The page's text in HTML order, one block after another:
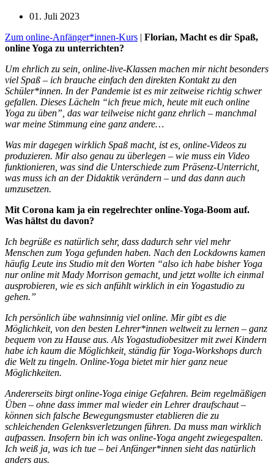
01. Juli 2023
Zum online-Anfänger*innen-Kurs | Florian, Macht es dir Spaß,
online Yoga zu unterrichten?
Um ehrlich zu sein, online-live-Klassen machen mir nicht besonders
viel Spaß – ich brauche einfach den direkten Kontakt zu den
Schüler*innen. In der Pandemie ist es mir zeitweise richtig schwer
gefallen. Dieses Lächeln “ich freue mich, heute mit euch online
Yoga zu üben”, das war teilweise nicht ganz ehrlich – manchmal
war meine Stimmung eine ganz andere…
Was mir dagegen wirklich Spaß macht, ist es, online-Videos zu
produzieren. Mir also genau zu überlegen – wie muss ein Video
funktionieren, was sind die Unterschiede zum Präsenz-Unterricht,
was muss ich an der Didaktik verändern – und das dann auch
umzusetzen.
Mit Corona kam ja ein regelrechter online-Yoga-Boom auf.
Was hältst du davon?
Ich begrüße es natürlich sehr, dass dadurch sehr viel mehr
Menschen zum Yoga gefunden haben. Nach den Lockdowns kamen
häufig Leute ins Studio mit den Worten “also ich habe bisher Yoga
nur online mit Mady Morrison gemacht, und jetzt wollte ich einmal
ausprobieren, wie es sich anfühlt wirklich in ein Yogastudio zu
gehen.”
Ich persönlich übe wahnsinnig viel online. Mir gibt es die
Möglichkeit, von den besten Lehrer*innen weltweit zu lernen – ganz
bequem von zu Hause aus. Als Yogastudiobesitzer mit zwei Kindern
habe ich kaum die Möglichkeit, ständig für Yoga-Workshops durch
die Welt zu tingeln. Online-Yoga bietet mir hier ganz neue
Möglichkeiten.
Andererseits birgt online-Yoga einige Gefahren. Beim regelmäßigen
Üben – ohne dass immer mal wieder ein Lehrer draufschaut –
können sich falsche Bewegungsmuster etablieren die zu
schleichenden Gelenksverletzungen führen. Da muss man wirklich
aufpassen. Insofern bin ich was online-Yoga angeht zwiegespalten.
Ich weiß ja, was ich tue – bei Anfänger*innen sieht das natürlich
anders aus.